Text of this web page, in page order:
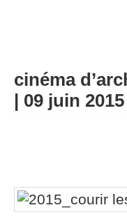
cinéma
| 09 juin 2015